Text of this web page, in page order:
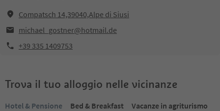
Compatsch 14,39040,Alpe di Siusi
michael_gostner@hotmail.de
+39 335 1409753
Trova il tuo alloggio nelle vicinanze
Hotel & Pensione Bed & Breakfast
Vacanze in agriturismo